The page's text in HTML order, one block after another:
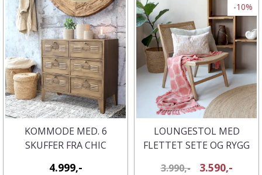
KOMMODE MED. 6
SKUFFER FRA CHIC
4.999,-
-10%
LOUNGESTOL MED
FLETTET SETE OG RYGG
3.990,- 3.590,-